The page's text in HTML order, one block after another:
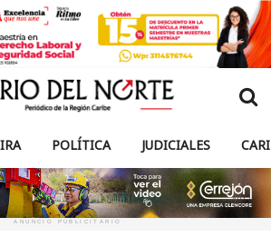
POLÍTICA JUDICIALES
ANUNCIO PUBLICITARIO